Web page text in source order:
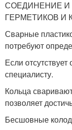
СОЕДИНЕНИЕ И
ГЕРМЕТИКОВ И
Сварные
потребуют
Если
специалисту.
Кольца
позволяет
Бесшовные